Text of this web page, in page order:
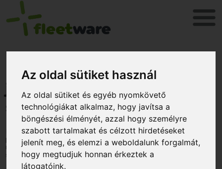
Az oldal sütiket használ
Az oldal sütiket és egyéb nyomkövető
technológiákat alkalmaz, hogy javítsa a
böngészési élményét, azzal hogy személyre
szabott tartalmakat és célzott hirdetéseket
jelenít meg, és elemzi a weboldalunk forgalmát,
hogy megtudjuk honnan érkeztek a
látogatóink.
Próbálja ki ingyen
járműkövető
szolgáltatásunkat!
Nyomkövető rendszerünkkel valós időben is láthatja járművei
pillanatnyi helyzetét! Tegyen próbát a FLEETware-rel és
nézze meg hogyan könnyíti meg mindennapjait
szolgáltatásunk!